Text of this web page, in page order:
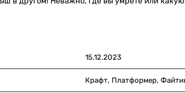
15.12.2023
Крафт, Платформер,